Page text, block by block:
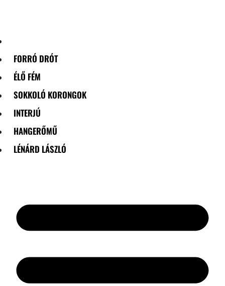
FORRÓ DRÓT
ÉLŐ FÉM
SOKKOLÓ KORONGOK
INTERJÚ
HANGERŐMŰ
LÉNÁRD LÁSZLÓ